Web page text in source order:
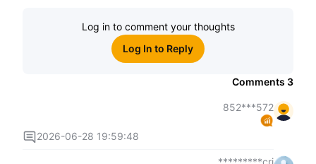
Log in to comment your thoughts
Log In to Reply
Comments
572***852
2026-06-28 19:59:48
cri*********